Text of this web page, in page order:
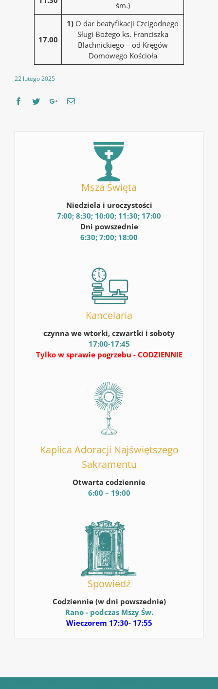
śm.)
17.00
1) O dar beatyfikacji Czcigodnego
Sługi Bożego ks. Franciszka
Blachnickiego – od Kręgów
Domowego Kościoła
22 lutego 2025
Facebook
TwitterGoogle+Email
Msza Święta
Niedziela i uroczystości
7:00; 8:30; 10:00; 11:30; 17:00
Dni powszednie
6:30; 7:00; 18:00
Kancelaria
czynna we wtorki, czwartki i soboty
17:00-17:45
Tylko w sprawie pogrzebu - CODZIENNIE
Kaplica Adoracji Najświętszego
Sakramentu
Otwarta codziennie
6:00 – 19:00
Spowiedź
Codziennie (w dni powszednie)
Rano - podczas Mszy Św.
Wieczorem 17:30- 17:55